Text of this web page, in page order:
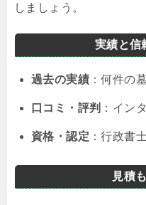
しましょう。
実績と信
過去の実績 ：何件の
口コミ・評判 ：イン
資格・認定 ：行政書
見積